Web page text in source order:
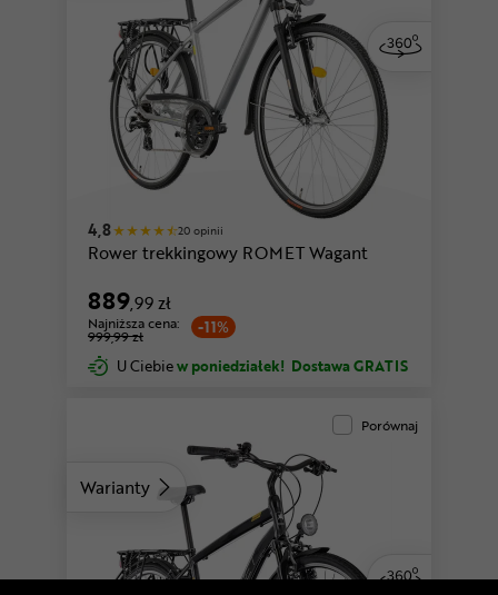
4,8 20 opinii
Rower trekkingowy ROMET Wagant
889,99 zł
-11%
Najniższa cena:
999,99 zł
U Ciebiew poniedziałek! Dostawa GRATIS
Warianty
Porównaj